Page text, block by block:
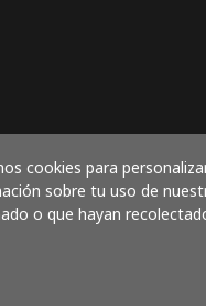
cookies para
sobre tu uso de
o que hayan